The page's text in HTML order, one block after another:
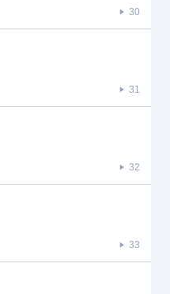
30
31
32
33